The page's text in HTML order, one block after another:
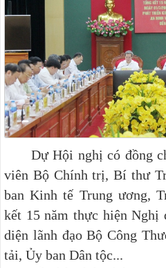
Dự Hội nghị có đồng
viên Bộ Chính trị, Bí thư
ban Kinh tế Trung ương,
kết 15 năm thực hiện Nghị
diện lãnh đạo Bộ Công
tải, Ủy ban Dân tộc...